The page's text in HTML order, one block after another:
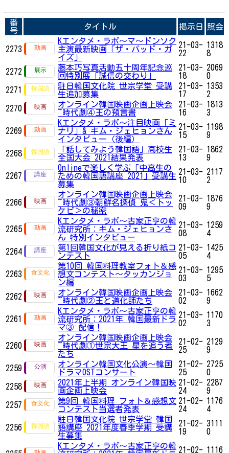
番
号
タイトル 掲示日 照会
2273
Kエンタメ・ラボ～マ〜ドンソク
主演最新映画「ザ・バッド・ガ
イズ」
21-03-
22
1318
8
2272
藤本巧写真活動五十周年記念巡
回特別展「誠信の交わり」
21-03-
18
2069
0
2271
駐日韓国文化院 世宗学堂 受講
生追加募集
21-03-
17
1353
2
2270
オンライン韓国映画企画上映会
~時代劇④王の預言書
21-03-
16
1813
3
2269
Kエンタメ・ラボ～注目映画「ミ
ナリ」& キム・ジェヒョンさん
インタビュー（後編）
21-03-
15
1198
9
2268
「話してみよう韓国語」高校生
全国大会 2021結果発表
21-03-
13
1862
9
2267
Onlineで楽しく学ぶ「中高生の
ための韓国語講座 2021」受講生
募集
21-03-
10
2117
2
2266
オンライン韓国映画企画上映会
~時代劇③朝鮮名探偵 鬼＜トッ
ケビ＞の秘密
21-03-
09
1876
9
2265
Kエンタメ・ラボ～古家正亨の韓
流研究所：キム・ジェヒョンさ
ん 特別インタビュー
21-03-
08
1259
4
2264
第1回韓国文化が見える折り紙コ
ンテスト
21-03-
05
1425
4
2263
第10回 韓国料理教室フォト＆感
想文コンテスト～タッカンジョ
ン編
21-03-
03
1295
5
2262
オンライン韓国映画企画上映会
~時代劇②王と道化師たち
21-03-
02
1662
9
2261
Kエンタメ・ラボ～古家正亨の韓
流研究所：2021年 韓国最新ドラ
マ③ 配信！
21-03-
02
1170
3
2260
オンライン韓国映画企画上映会
~時代劇①世宗大王 星を追う者
たち
21-02-
25
2129
9
2259
オンライン韓国文化公演〜韓国
ドラマOSTコンサート
21-02-
25
2725
0
2258
2021年上半期 オンライン韓国映
画企画上映会
21-02-
24
2287
9
2257
第9回 韓国料理 フォト＆感想文
コンテスト当選者発表
21-02-
24
1176
4
2256
駐日韓国文化院 世宗学堂 韓国
語講座 2021年度春季学期 受講
生募集
21-02-
19
3111
0
Kエンタメ・ラボ～古家正亨の韓 21-02- 1116